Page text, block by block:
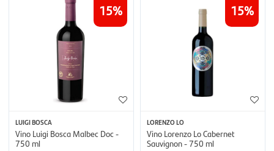
15
LUIGI BOSCA
Vino Luigi Bosca Malbec Doc -
750 ml
15
LORENZO LO
Vino Lorenzo Lo Cabernet
Sauvignon - 750 ml